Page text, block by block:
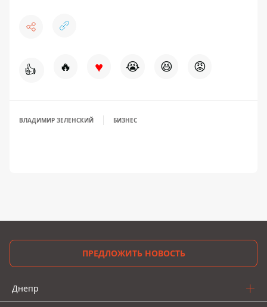
👍 🔥 ♥ 😭 😆 😡
ВЛАДИМИР ЗЕЛЕНСКИЙ БИЗНЕС
ПРЕДЛОЖИТЬ НОВОСТЬ
Днепр